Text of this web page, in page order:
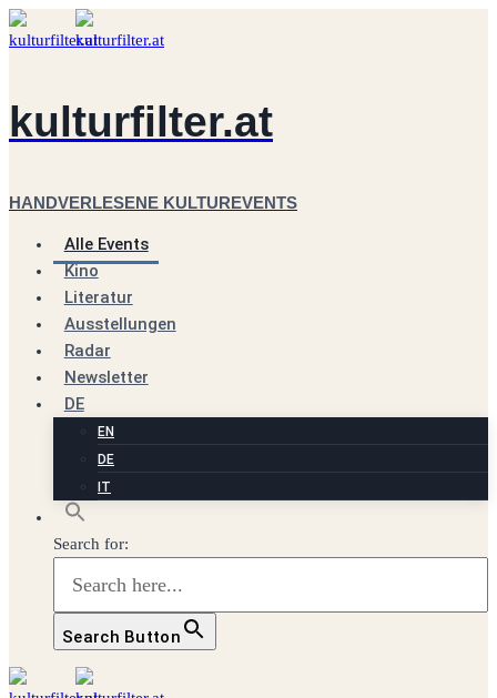
Zum
Inhalt
kulturfilter.at
HANDVERLESENE KULTUREVENTS
Alle Events
Kino
Literatur
Ausstellungen
Radar
Newsletter
DE
EN
DE
IT
Search for:
Search Button